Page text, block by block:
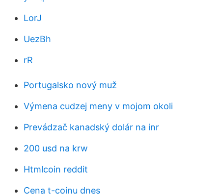
LorJ
UezBh
rR
Portugalsko nový muž
Výmena cudzej meny v mojom okoli
Prevádzač kanadský dolár na inr
200 usd na krw
Htmlcoin reddit
Cena t-coinu dnes